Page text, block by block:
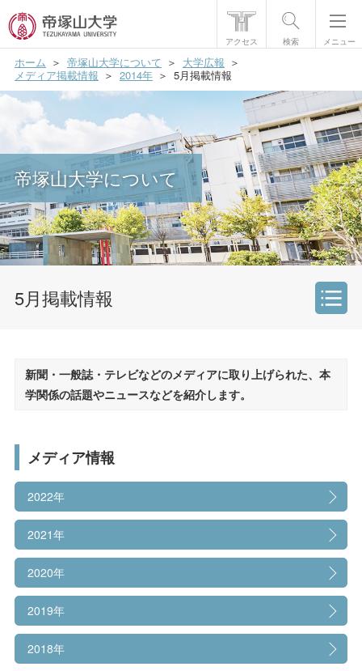
アクセス 検索 メニュー
帝塚山大学について
学部・大学院
国際交流
研究・社会貢献
就職・資格
入試情報
一般の方へ
ホーム 帝塚山大学について
大学広報
メディア掲載情報
2014年 5月掲載情報
帝塚山大学について
5月掲載情報
設立理念・教育理念
学長挨拶
学園章・校章/シンボルマーク/校歌
人材育成目的・3つのポリシー
組織図
学則
教員紹介
新聞・一般誌・テレビなどのメディアに取り上げられた、本
学関係の話題やニュースなどを紹介します。
メディア情報
2022年
2021年
2020年
2019年
2018年